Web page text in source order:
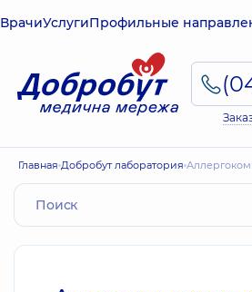
ВрачиУслугиПрофильные
Главная Добробут лаборатория